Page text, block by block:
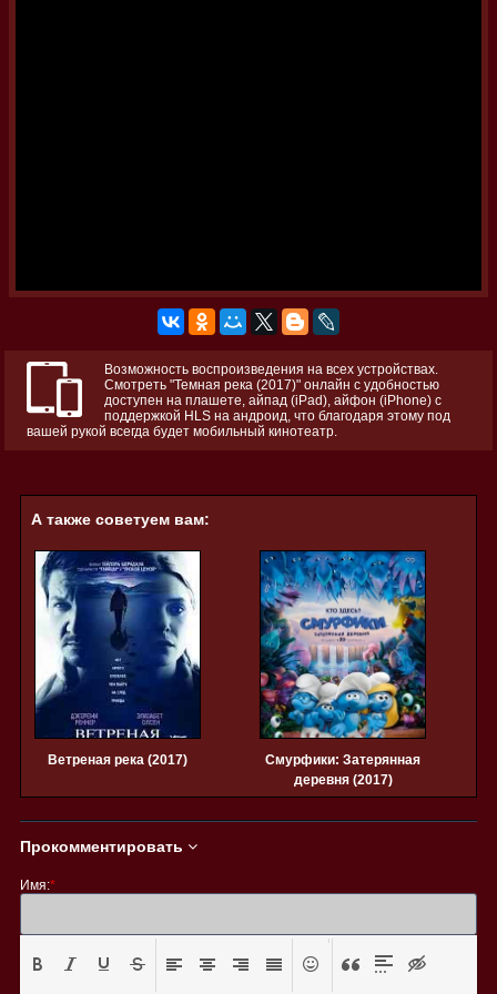
Возможность воспроизведения на всех устройствах.
Смотреть "Темная река (2017)" онлайн с удобностью
доступен на плашете, айпад (iPad), айфон (iPhone) с
поддержкой HLS на андроид, что благодаря этому под
вашей рукой всегда будет мобильный кинотеатр.
А также советуем вам:
Ветреная река (2017)
Смурфики: Затерянная
деревня (2017)
Прокомментировать
Имя:*